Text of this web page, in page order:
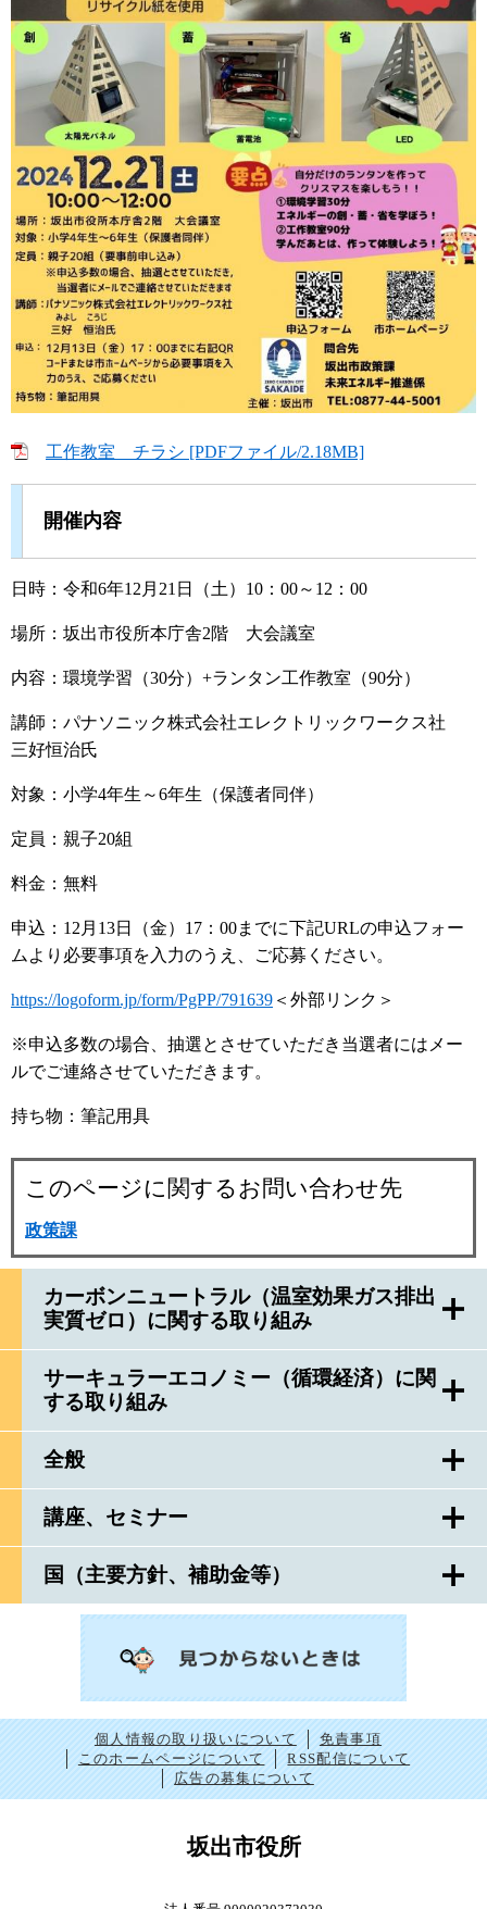
カーボンニュートラル（温室効果ガス排出
実質ゼロ）に関する取り組み
サーキュラーエコノミー（循環経済）に関
する取り組み
全般
講座、セミナー
国（主要方針、補助金等）
工作教室 チラシ [PDFファイル/2.18MB]
開催内容
日時：令和6年12月21日（土）10：00～12：00
場所：坂出市役所本庁舎2階 大会議室
内容：環境学習（30分）+ランタン工作教室（90分）
講師：パナソニック株式会社エレクトリックワークス社
三好恒治氏
対象：小学4年生～6年生（保護者同伴）
定員：親子20組
料金：無料
申込：12月13日（金）17：00までに下記URLの申込フォー
ムより必要事項を入力のうえ、ご応募ください。
https://logoform.jp/form/PgPP/791639 ＜外部リンク＞
※申込多数の場合、抽選とさせていただき当選者にはメー
ルでご連絡させていただきます。
持ち物：筆記用具
このページに関するお問い合わせ先
政策課
個人情報の取り扱いについて
免責事項
このホームページについて
RSS配信について
広告の募集について
坂出市役所